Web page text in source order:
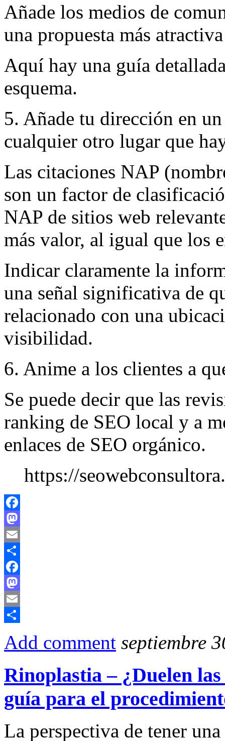
Añade los medios de
una propuesta más
Aquí hay una guía
esquema.
5. Añade tu dirección en
cualquier otro lugar que
Las citaciones NAP
son un factor de
NAP de sitios web
más valor, al igual que los
Indicar claramente la
una señal significativa de
relacionado con una
visibilidad.
6. Anime a los clientes a
Se puede decir que las
ranking de SEO local y a
enlaces de SEO orgánico.
https://
Facebook
Mastodon
Email
Compartir
Facebook
Mastodon
Email
Add comment septiembre
Rinoplastia – ¿Duelen
guía para el
La perspectiva de tener